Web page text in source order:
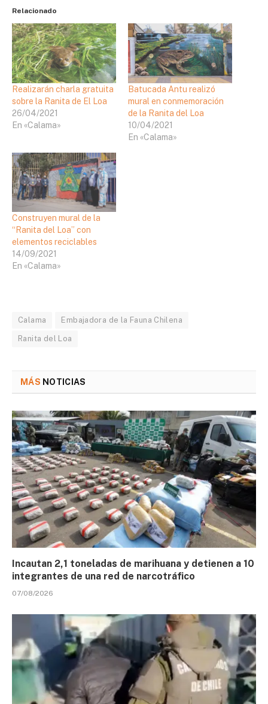
Relacionado
Realizarán charla gratuita
sobre la Ranita de El Loa
26/04/2021
En «Calama»
Batucada Antu realizó
mural en conmemoración
de la Ranita del Loa
10/04/2021
En «Calama»
Construyen mural de la
“Ranita del Loa” con
elementos reciclables
14/09/2021
En «Calama»
Calama Embajadora de la Fauna Chilena
Ranita del Loa
MÁS NOTICIAS
Incautan 2,1 toneladas de marihuana y detienen a 10
integrantes de una red de narcotráfico
07/08/2026